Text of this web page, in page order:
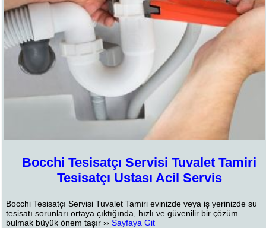
Bocchi Tesisatçı Servisi Tuvalet Tamiri
Tesisatçı Ustası Acil Servis
Bocchi Tesisatçı Servisi Tuvalet Tamiri evinizde veya iş yerinizde su
tesisatı sorunları ortaya çıktığında, hızlı ve güvenilir bir çözüm
bulmak büyük önem taşır ››Sayfaya Git